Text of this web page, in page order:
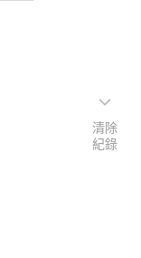
清除
紀錄